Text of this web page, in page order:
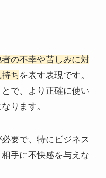
者の不幸や苦しみに対
ち を表す表現です。
で、より正確に使い
ります。
要で、特にビジネス
手に不快感を与えな